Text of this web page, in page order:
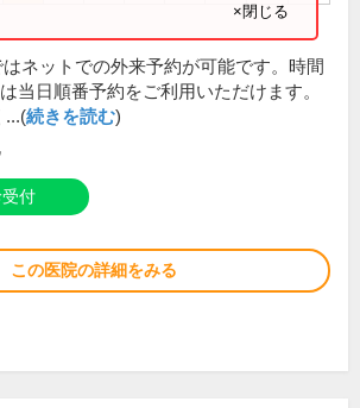
×閉じる
はネットでの外来予約が可能です。時間
当日順番予約をご利用いただけます。
...(続きを読む)
付
この医院の詳細をみる